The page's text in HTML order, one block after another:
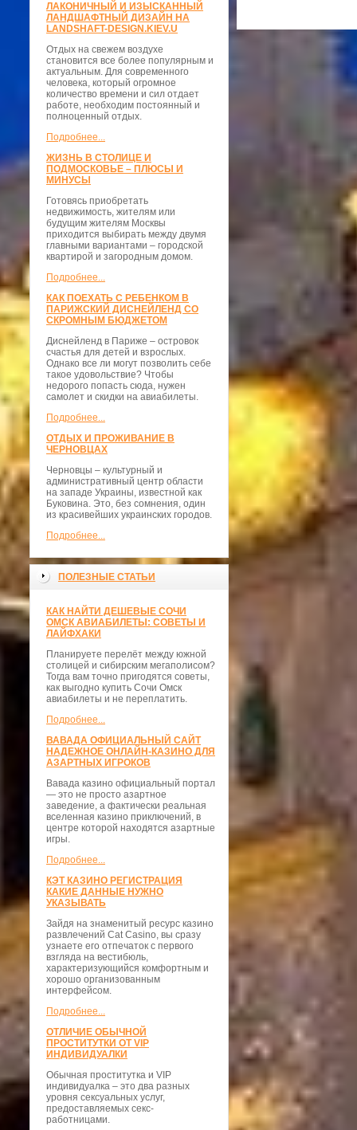
ЛАКОНИЧНЫЙ И ИЗЫСКАННЫЙ
ЛАНДШАФТНЫЙ ДИЗАЙН НА
LANDSHAFT-DESIGN.KIEV.U
Отдых на свежем воздухе
становится все более популярным и
актуальным. Для современного
человека, который огромное
количество времени и сил отдает
работе, необходим постоянный и
полноценный отдых.
Подробнее...
ЖИЗНЬ В СТОЛИЦЕ И
ПОДМОСКОВЬЕ – ПЛЮСЫ И
МИНУСЫ
Готовясь приобретать
недвижимость, жителям или
будущим жителям Москвы
приходится выбирать между двумя
главными вариантами – городской
квартирой и загородным домом.
Подробнее...
КАК ПОЕХАТЬ С РЕБЕНКОМ В
ПАРИЖСКИЙ ДИСНЕЙЛЕНД СО
СКРОМНЫМ БЮДЖЕТОМ
Диснейленд в Париже – островок
счастья для детей и взрослых.
Однако все ли могут позволить себе
такое удовольствие? Чтобы
недорого попасть сюда, нужен
самолет и скидки на авиабилеты.
Подробнее...
ОТДЫХ И ПРОЖИВАНИЕ В
ЧЕРНОВЦАХ
Черновцы – культурный и
административный центр области
на западе Украины, известной как
Буковина. Это, без сомнения, один
из красивейших украинских городов.
Подробнее...
ПОЛЕЗНЫЕ СТАТЬИ
КАК НАЙТИ ДЕШЕВЫЕ СОЧИ
ОМСК АВИАБИЛЕТЫ: СОВЕТЫ И
ЛАЙФХАКИ
Планируете перелёт между южной
столицей и сибирским мегаполисом?
Тогда вам точно пригодятся советы,
как выгодно купить Сочи Омск
авиабилеты и не переплатить.
Подробнее...
ВАВАДА ОФИЦИАЛЬНЫЙ САЙТ
НАДЕЖНОЕ ОНЛАЙН-КАЗИНО ДЛЯ
АЗАРТНЫХ ИГРОКОВ
Вавада казино официальный портал
— это не просто азартное
заведение, а фактически реальная
вселенная казино приключений, в
центре которой находятся азартные
игры.
Подробнее...
КЭТ КАЗИНО РЕГИСТРАЦИЯ
КАКИЕ ДАННЫЕ НУЖНО
УКАЗЫВАТЬ
Зайдя на знаменитый ресурс казино
развлечений Cat Casino, вы сразу
узнаете его отпечаток с первого
взгляда на вестибюль,
характеризующийся комфортным и
хорошо организованным
интерфейсом.
Подробнее...
ОТЛИЧИЕ ОБЫЧНОЙ
ПРОСТИТУТКИ ОТ VIP
ИНДИВИДУАЛКИ
Обычная проститутка и VIP
индивидуалка – это два разных
уровня сексуальных услуг,
предоставляемых секс-
работницами.